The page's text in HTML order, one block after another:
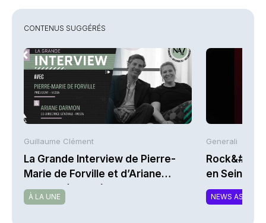
CONTENUS SUGGÉRÉS
Guillaume Clément
La Grande Interview de Pierre-
Marie de Forville et d’Ariane
Darmon (Ivesta)
À LA UNE
Generali
en Seine
NEWS